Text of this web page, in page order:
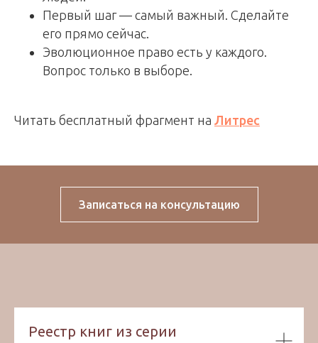
Первый шаг — самый важный. Сделайте
его прямо сейчас.
Эволюционное право есть у каждого.
Вопрос только в выборе.
Читать бесплатный фрагмент на Литрес
Записаться на консультацию
Реестр книг из серии